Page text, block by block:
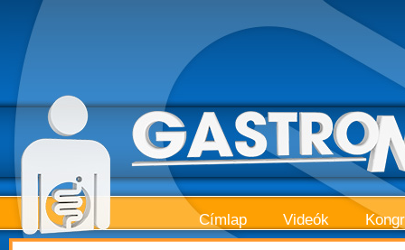
Címlap Videók